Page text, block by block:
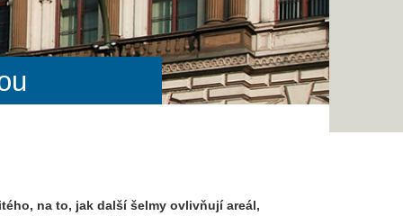
na to, jak další šelmy ovlivňují areál,